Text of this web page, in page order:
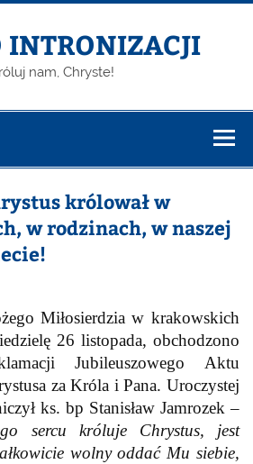
INTRONIZACJI
nam, Chryste!
królował w
w rodzinach, w naszej
Miłosierdzia w krakowskich
26 listopada, obchodzono
Jubileuszowego Aktu
za Króla i Pana. Uroczystej
ks. bp Stanisław Jamrozek –
sercu króluje Chrystus, jest
wolny oddać Mu siebie,